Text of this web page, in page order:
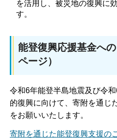
を活用し、被災地の復興に
す。
能登復興応援基金へ
ページ）
令和6年能登半島地震及び令
的復興に向けて、寄附を通じ
をお願いいたします。
寄附を通じた能登復興支援の